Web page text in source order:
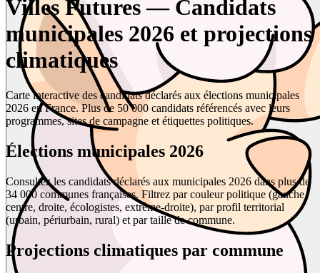
Villes Futures — Candidats
municipales 2026 et projections
climatiques
Carte interactive des candidats déclarés aux élections municipales
2026 en France. Plus de 50 000 candidats référencés avec leurs
programmes, sites de campagne et étiquettes politiques.
Élections municipales 2026
Consultez les candidats déclarés aux municipales 2026 dans plus de
34 000 communes françaises. Filtrez par couleur politique (gauche,
centre, droite, écologistes, extrême-droite), par profil territorial
(urbain, périurbain, rural) et par taille de commune.
Projections climatiques par commune